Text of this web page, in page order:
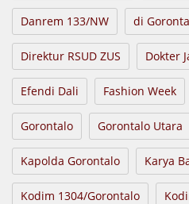
Danrem 133/NW di
Direktur RSUD ZUS Dokter
Efendi Dali Fashion Week
Gorontalo Gorontalo Utara
Kapolda Gorontalo Karya
Kodim 1304/Gorontalo